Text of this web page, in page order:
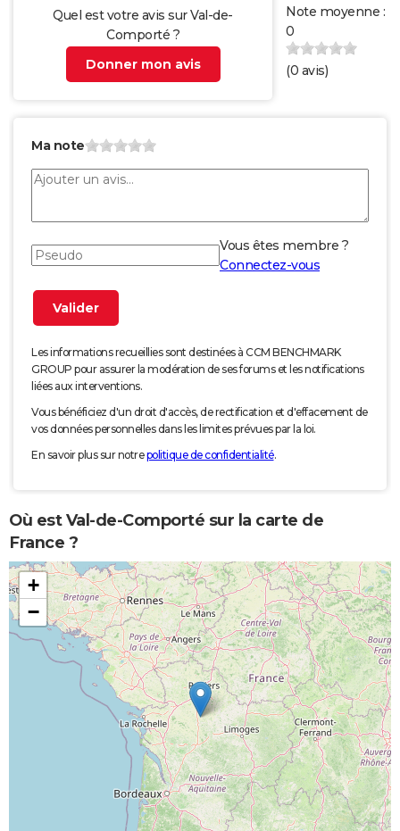
Quel est votre avis sur Val-de-
Comporté ?
Donner mon avis
Note moyenne :
0
(0 avis)
Ma note
Vous êtes membre ?
Connectez-vous
Les informations recueillies sont destinées à CCM BENCHMARK
GROUP pour assurer la modération de ses forums et les notifications
liées aux interventions.
Vous bénéficiez d'un droit d'accès, de rectification et d'effacement de
vos données personnelles dans les limites prévues par la loi.
En savoir plus sur notrepolitique de confidentialité.
Où est Val-de-Comporté sur la carte de
France ?
+
−